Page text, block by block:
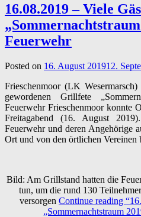
16.08.2019 – Viele
Feuerwehr
Posted on 16. August 201912.
Frieschenmoor (LK
gewordenen Grillfete
Feuerwehr Frieschenmoor konnte
Freitagabend (16. August
Feuerwehr und deren Angehörige
Ort und von den örtlichen Vereinen
Bild: Am Grillstand hatten die
tun, um die rund 130
versorgen Continue reading
„Sommernachtstraum